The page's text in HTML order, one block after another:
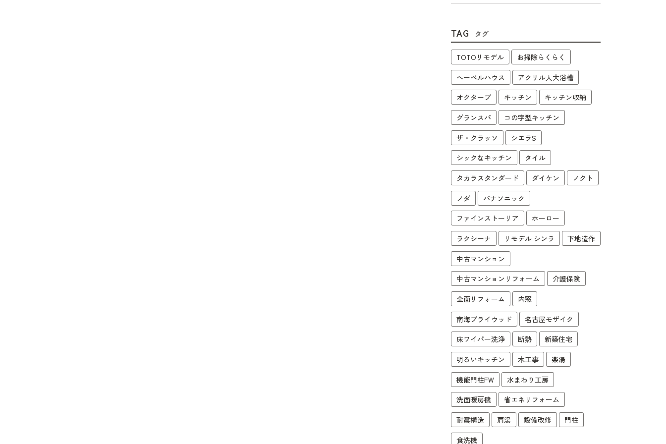
TAG タグ
TOTOリモデル お掃除らくらく
へーベルハウス アクリル人大浴槽
オクターブ キッチン キッチン収納
グランスパ コの字型キッチン
ザ・クラッソ シエラS
シックなキッチン タイル
タカラスタンダード ダイケン ノクト
ノダ パナソニック
ファインストーリア ホーロー
ラクシーナ リモデル シンラ 下地造作
中古マンション
中古マンションリフォーム 介護保険
全面リフォーム 内窓
南海プライウッド 名古屋モザイク
床ワイパー洗浄 断熱 新築住宅
明るいキッチン 木工事 楽湯
機能門柱FW 水まわり工房
洗面暖房機 省エネリフォーム
耐震構造 肩湯 設備改修 門柱
食洗機